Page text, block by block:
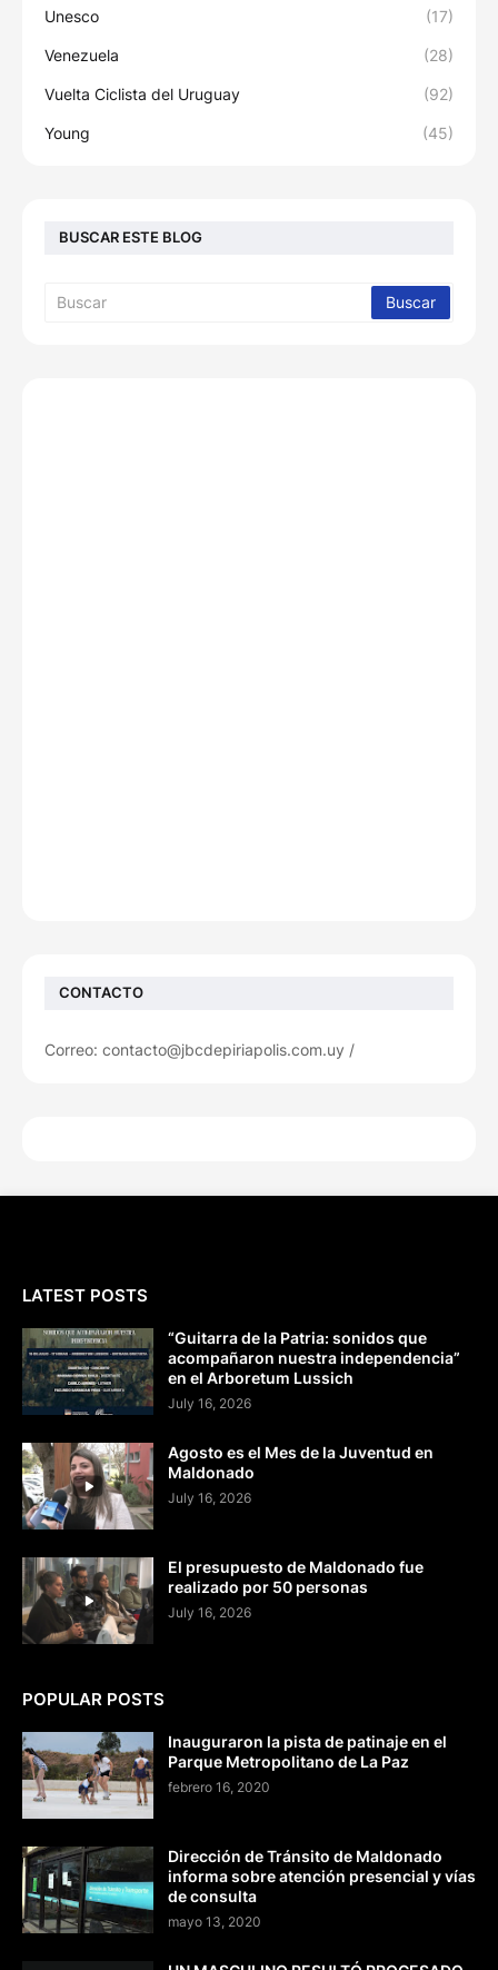
Unesco (17)
Venezuela (28)
Vuelta Ciclista del Uruguay (92)
Young (45)
BUSCAR ESTE BLOG
CONTACTO
Correo: contacto@jbcdepiriapolis.com.uy /
LATEST POSTS
“Guitarra de la Patria: sonidos que
acompañaron nuestra independencia”
en el Arboretum Lussich
July 16, 2026
Agosto es el Mes de la Juventud en
Maldonado
July 16, 2026
El presupuesto de Maldonado fue
realizado por 50 personas
July 16, 2026
POPULAR POSTS
Inauguraron la pista de patinaje en el
Parque Metropolitano de La Paz
febrero 16, 2020
Dirección de Tránsito de Maldonado
informa sobre atención presencial y vías
de consulta
mayo 13, 2020